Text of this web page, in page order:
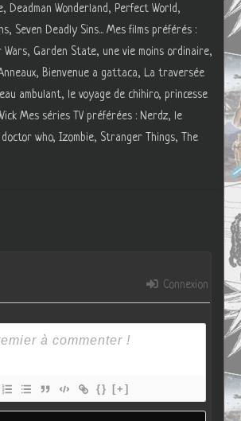
Deadman Wonderland, Perfect World,
Seven Deadly Sins... Mes films préférés :
Garden State, une vie moins ordinaire,
Bienvenue a gattaca, La traversée
ambulant, le voyage de chihiro, princesse
Mes séries TV préférées : Nerdz, le
who, Izombie, Stranger Things, The
Connexion
{} [+]
P